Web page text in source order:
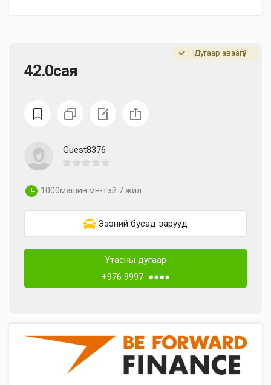
42.0сая
Дугаар аваагүй
Guest8376
1000машин.мн-тэй 7 жил
Эзэний бусад зарууд
Утасны дугаар
+976 9997 ●●●●